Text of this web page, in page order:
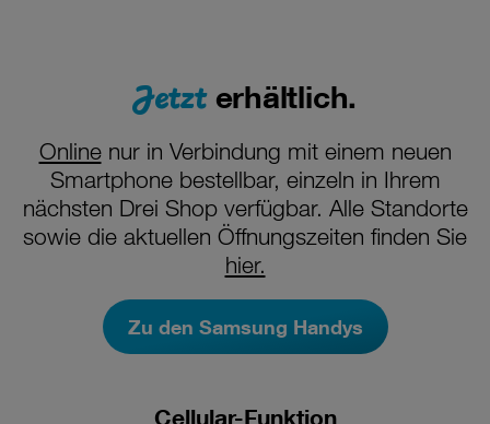
Jetzterhältlich.
Onlinenur in Verbindung mit einem neuen
Smartphone bestellbar, einzeln in Ihrem
nächsten Drei Shop verfügbar. Alle Standorte
sowie die aktuellen Öffnungszeiten finden Sie
hier.
Zu den Samsung Handys
Cellular-Funktion